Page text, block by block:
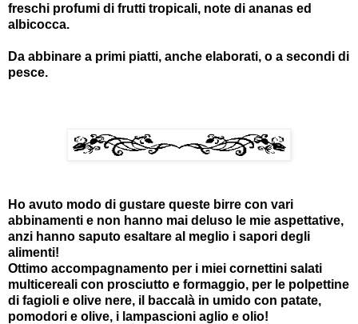
freschi profumi di frutti tropicali, note di ananas ed
albicocca.
Da abbinare a primi piatti, anche elaborati, o a secondi di
pesce.
Ho avuto modo di gustare queste birre con vari
abbinamenti e non hanno mai deluso le mie aspettative,
anzi hanno saputo esaltare al meglio i sapori degli
alimenti!
Ottimo accompagnamento per i miei cornettini salati
multicereali con prosciutto e formaggio, per le polpettine
di fagioli e olive nere, il baccalà in umido con patate,
pomodori e olive, i lampascioni aglio e olio!